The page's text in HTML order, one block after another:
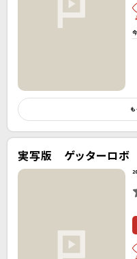
も
実写版 ゲッターロボ